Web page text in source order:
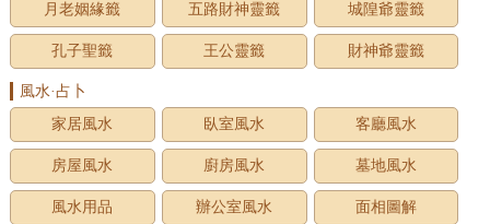
月老姻緣籤 五路財神靈籤 城隍爺靈籤
孔子聖籤 王公靈籤 財神爺靈籤
風水·占卜
家居風水
臥室風水 客廳風水
房屋風水 廚房風水 墓地風水
風水用品 辦公室風水 面相圖解